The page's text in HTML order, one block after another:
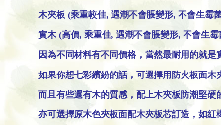
木夾板 (乘重較佳, 遇潮不會脹變形, 不會生霉
實木 (高價, 乘重佳, 遇潮不會脹變形, 不會生
因為不同材料有不同價格，當然最耐用的就
如果你想七彩繽紛的話， 可選擇用防火板面木
而且有些還有木的質感， 配上木夾板防潮堅硬
亦可選擇原木色夾板面配木夾板芯訂造，如